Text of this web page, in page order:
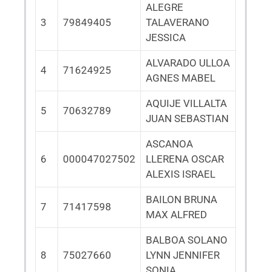
3 79849405
ALEGRE
TALAVERANO
JESSICA
4 71624925
ALVARADO ULLOA
AGNES MABEL
5 70632789
AQUIJE VILLALTA
JUAN SEBASTIAN
6 000047027502
ASCANOA
LLERENA OSCAR
ALEXIS ISRAEL
7 71417598
BAILON BRUNA
MAX ALFRED
8 75027660
BALBOA SOLANO
LYNN JENNIFER